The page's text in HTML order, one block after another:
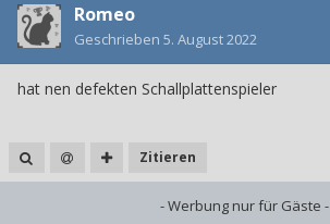
Romeo
Geschrieben 5. August 2022
hat nen defekten Schallplattenspieler
Zitieren
- Werbung nur für Gäste -